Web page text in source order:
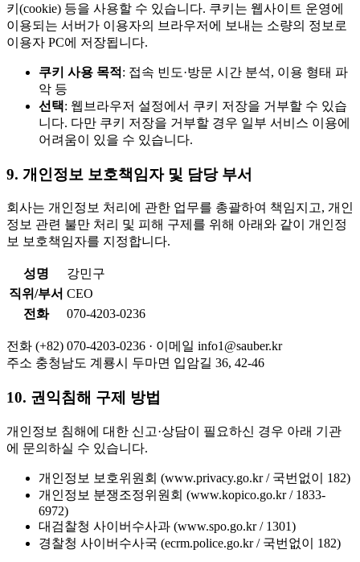
키(cookie) 등을 사용할 수 있습니다. 쿠키는 웹사이트 운영에
이용되는 서버가 이용자의 브라우저에 보내는 소량의 정보로
이용자 PC에 저장됩니다.
쿠키 사용 목적 : 접속 빈도·방문 시간 분석, 이용 형태 파
악 등
선택: 웹브라우저 설정에서 쿠키 저장을 거부할 수 있습
니다. 다만 쿠키 저장을 거부할 경우 일부 서비스 이용에
어려움이 있을 수 있습니다.
9. 개인정보 보호책임자 및 담당 부서
회사는 개인정보 처리에 관한 업무를 총괄하여 책임지고, 개인
정보 관련 불만 처리 및 피해 구제를 위해 아래와 같이 개인정
보 보호책임자를 지정합니다.
성명
강민구
직위/부서 CEO
전화
070-4203-0236
전화 (+82) 070-4203-0236 · 이메일 info1@sauber.kr
주소 충청남도 계룡시 두마면 입암길 36, 42-46
10. 권익침해 구제 방법
개인정보 침해에 대한 신고·상담이 필요하신 경우 아래 기관
에 문의하실 수 있습니다.
개인정보 보호위원회 (www.privacy.go.kr / 국번없이 182)
개인정보 분쟁조정위원회 (www.kopico.go.kr / 1833-
6972)
대검찰청 사이버수사과 (www.spo.go.kr / 1301)
경찰청 사이버수사국 (ecrm.police.go.kr / 국번없이 182)